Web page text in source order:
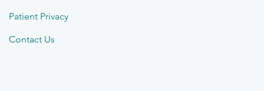
Patient Privacy
Contact Us